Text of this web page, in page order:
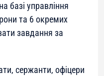
базі управління
та 6 окремих
завдання за
сержанти, офіцери